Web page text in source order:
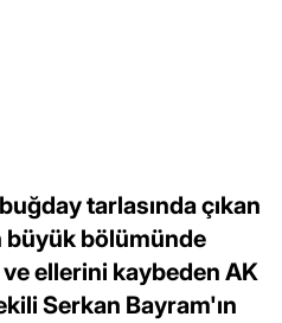
tarlasında çıkan
büyük bölümünde
ve ellerini kaybeden AK
Serkan Bayram'ın